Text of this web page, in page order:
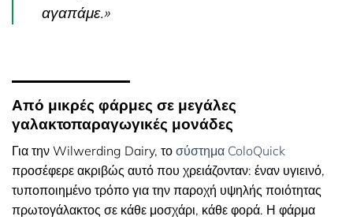
αγαπάμε.»
Από μικρές φάρμες σε μεγάλες
γαλακτοπαραγωγικές μονάδες
Για την Wilwerding Dairy, το σύστημα ColoQuick
προσέφερε ακριβώς αυτό που χρειάζονταν: έναν υγιεινό,
τυποποιημένο τρόπο για την παροχή υψηλής ποιότητας
πρωτογάλακτος σε κάθε μοσχάρι, κάθε φορά. Η φάρμα